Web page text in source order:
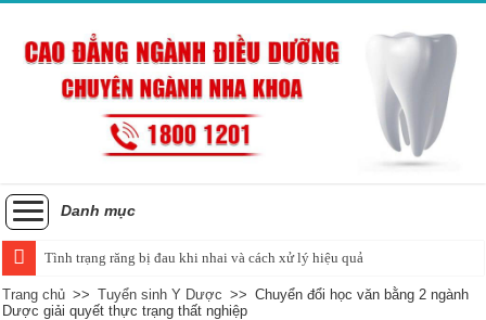
Danh mục
Tình trạng răng bị đau khi nhai và cách xử lý hiệu quả
Trang chủ >> Tuyển sinh Y Dược >> Chuyển đổi học văn bằng 2 ngành
Dược giải quyết thực trạng thất nghiệp